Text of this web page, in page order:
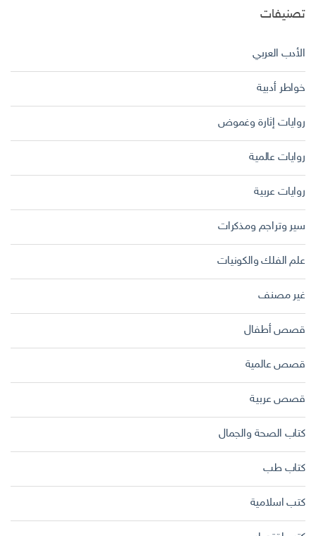
تصنيفات
الأدب العربي
خواطر أدبية
روايات إثارة وغموض
روايات عالمية
روايات عربية
سير وتراجم ومذكرات
علم الفلك والكونيات
غير مصنف
قصص أطفال
قصص عالمية
قصص عربية
كتاب الصحة والجمال
كتاب طب
كتب اسلامية